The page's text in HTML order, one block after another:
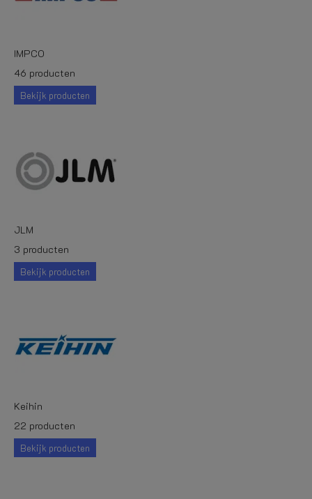
IMPCO
46 producten
Bekijk producten
JLM
3 producten
Bekijk producten
Keihin
22 producten
Bekijk producten